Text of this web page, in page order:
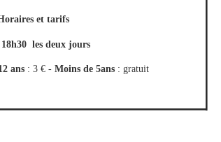
et tarifs
18h30 les deux jours
ans: 3 € - Moins de 5ans: gratuit